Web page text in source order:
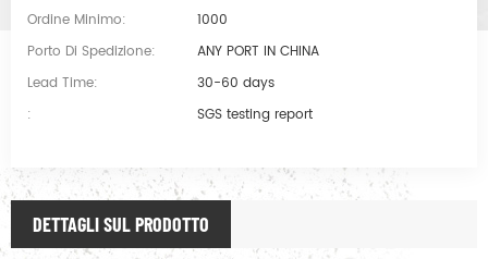
Ordine Minimo:
1000
Porto Di Spedizione:
ANY PORT IN CHINA
Lead Time:
30-60 days
:
SGS testing report
DETTAGLI SUL PRODOTTO